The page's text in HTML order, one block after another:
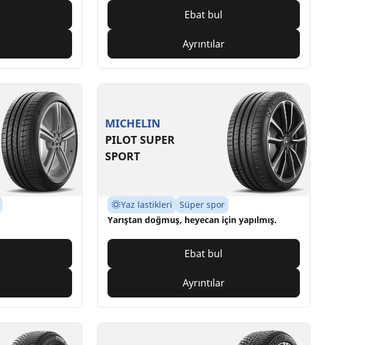
Ebat bul
Ayrıntılar
MICHELIN
PILOT SUPER
SPORT
Yaz lastikleri
Süper spor
Yarıştan doğmuş, heyecan için yapılmış.
Ebat bul
Ayrıntılar